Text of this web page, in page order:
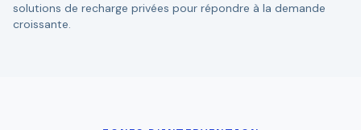
solutions de recharge privées pour répondre à la demande
croissante.